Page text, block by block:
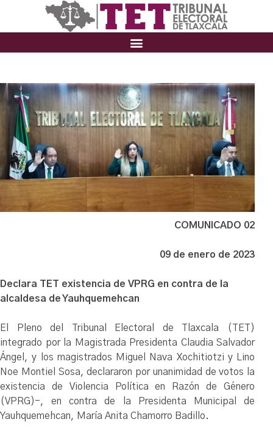
COMUNICADO 02
09 de enero de 2023
Declara TET existencia de VPRG en contra de la
alcaldesa de Yauhquemehcan
El Pleno del Tribunal Electoral de Tlaxcala (TET)
integrado por la Magistrada Presidenta Claudia Salvador
Ángel, y los magistrados Miguel Nava Xochitiotzi y Lino
Noe Montiel Sosa, declararon por unanimidad de votos la
existencia de Violencia Política en Razón de Género
(VPRG)-, en contra de la Presidenta Municipal de
Yauhquemehcan, María Anita Chamorro Badillo.